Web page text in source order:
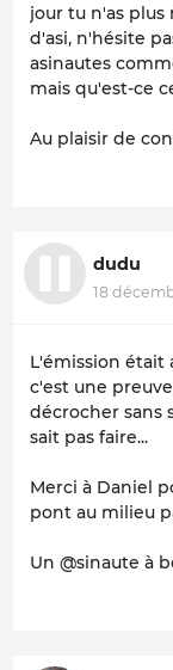
jour tu n'as
d'asi, n'hésite
asinautes
mais qu'est-ce
Au plaisir de
dudu
18
L'émission était
c'est une
décrocher sans
sait pas faire...
Merci à Daniel
pont au milieu
Un @sinaute à